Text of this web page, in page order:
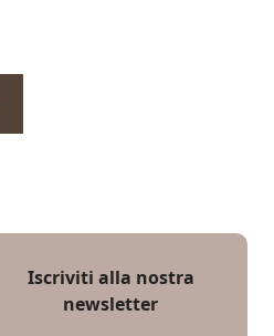
Iscriviti alla nostra
newsletter